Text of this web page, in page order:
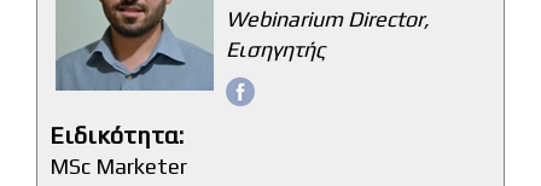
Webinarium Director,
Εισηγητής
Ειδικότητα:
MSc Marketer